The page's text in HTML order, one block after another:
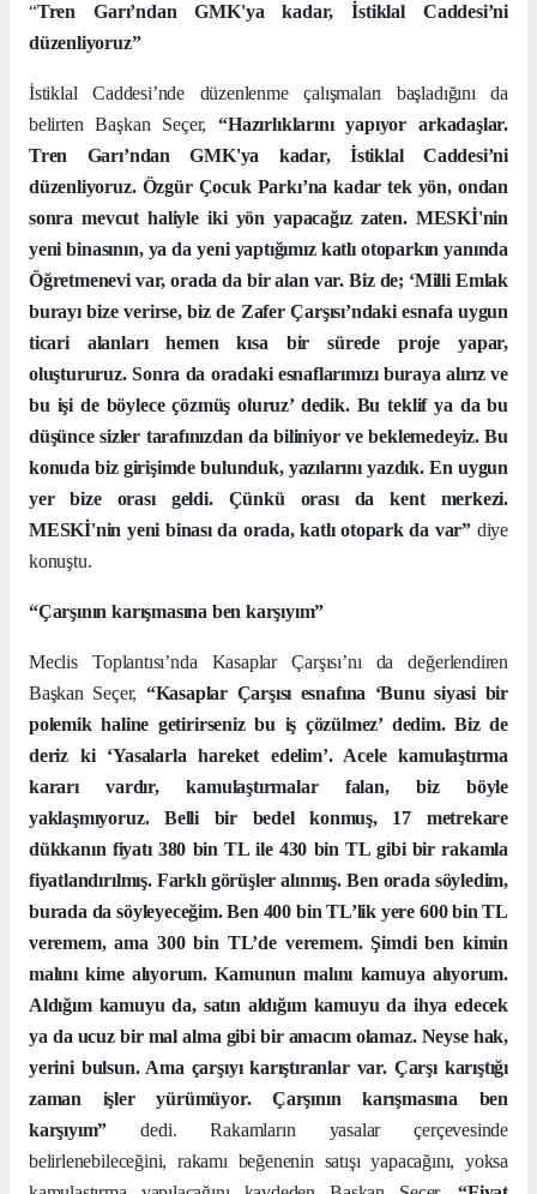
“Tren Garı’ndan GMK'ya kadar, İstiklal Caddesi’ni
düzenliyoruz”
İstiklal Caddesi’nde düzenlenme çalışmaları başladığını da
belirten Başkan Seçer,“Hazırlıklarını yapıyor arkadaşlar.
Tren Garı’ndan GMK'ya kadar, İstiklal Caddesi’ni
düzenliyoruz. Özgür Çocuk Parkı’na kadar tek yön, ondan
sonra mevcut haliyle iki yön yapacağız zaten. MESKİ'nin
yeni binasının, ya da yeni yaptığımız katlı otoparkın yanında
Öğretmenevi var, orada da bir alan var. Biz de; ‘Milli Emlak
burayı bize verirse, biz de Zafer Çarşısı’ndaki esnafa uygun
ticari alanları hemen kısa bir sürede proje yapar,
oluştururuz. Sonra da oradaki esnaflarımızı buraya alırız ve
bu işi de böylece çözmüş oluruz’ dedik. Bu teklif ya da bu
düşünce sizler tarafınızdan da biliniyor ve beklemedeyiz. Bu
konuda biz girişimde bulunduk, yazılarını yazdık. En uygun
yer bize orası geldi. Çünkü orası da kent merkezi.
MESKİ'nin yeni binası da orada, katlı otopark da var” diye
konuştu.
“Çarşının karışmasına ben karşıyım”
Meclis Toplantısı’nda Kasaplar Çarşısı’nı da değerlendiren
Başkan Seçer, “Kasaplar Çarşısı esnafına ‘Bunu siyasi bir
polemik haline getirirseniz bu iş çözülmez’ dedim. Biz de
deriz ki ‘Yasalarla hareket edelim’. Acele kamulaştırma
kararı vardır, kamulaştırmalar falan, biz böyle
yaklaşmıyoruz. Belli bir bedel konmuş, 17 metrekare
dükkanın fiyatı 380 bin TL ile 430 bin TL gibi bir rakamla
fiyatlandırılmış. Farklı görüşler alınmış. Ben orada söyledim,
burada da söyleyeceğim. Ben 400 bin TL’lik yere 600 bin TL
veremem, ama 300 bin TL’de veremem. Şimdi ben kimin
malını kime alıyorum. Kamunun malını kamuya alıyorum.
Aldığım kamuyu da, satın aldığım kamuyu da ihya edecek
ya da ucuz bir mal alma gibi bir amacım olamaz. Neyse hak,
yerini bulsun. Ama çarşıyı karıştıranlar var. Çarşı karıştığı
zaman işler yürümüyor. Çarşının karışmasına ben
karşıyım”dedi.
Rakamların yasalar çerçevesinde
belirlenebileceğini, rakamı beğenenin satışı yapacağını, yoksa